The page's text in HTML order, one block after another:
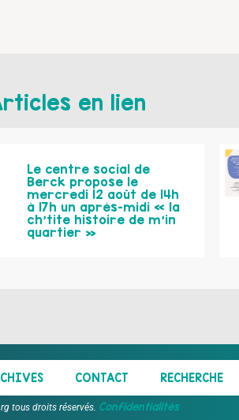
en lien
Le centre social de
Berck propose le
mercredi 12 août de 14h
à 17h un après-midi « la
ch’tite histoire de m’in
quartier »
CONTACT RECHERCHE
tous droits réservés. Confidentialités